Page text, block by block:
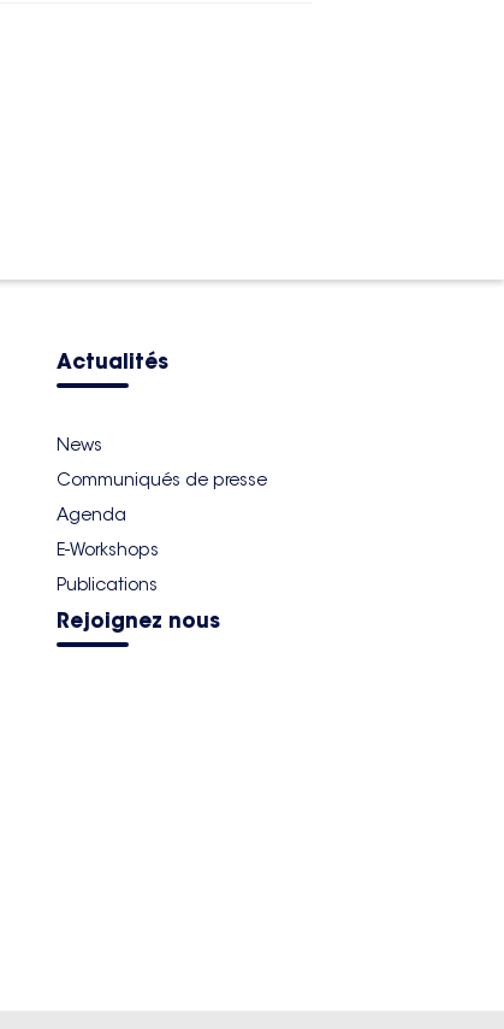
Actualités
News
Communiqués de presse
Agenda
E-Workshops
Publications
Rejoignez nous